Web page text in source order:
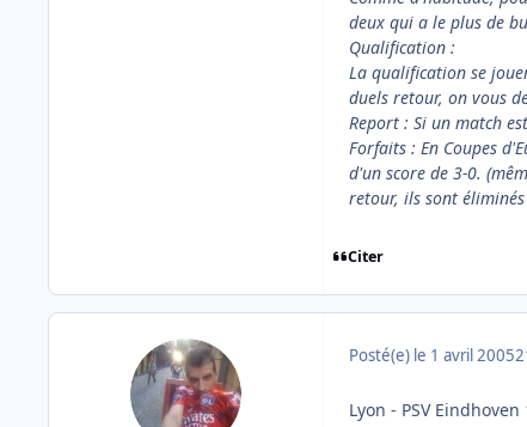
deux qui a le plus de
Qualification :
La qualification se
duels retour, on vous
Report : Si un match
Forfaits : En Coupes
d'un score de 3-0.
retour, ils sont
Citer
Posté(e) le 1 avril 2005
Lyon - PSV Eindhoven